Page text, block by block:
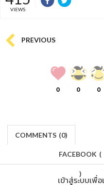
VIEWS
PREVIOUS
0 0 0
COMMENTS (0)
FACEBOOK (
)
เข้าสู่ระบบเพื่